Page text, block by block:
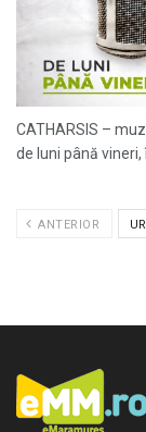
CATHARSIS –
de luni până vineri,
ANTERIOR